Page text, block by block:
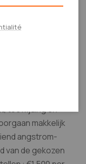
met
aan hen.
toewijding en
makkelijk
angstrom-
van de gekozen